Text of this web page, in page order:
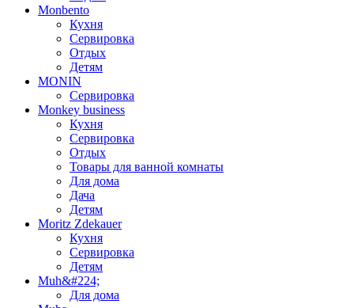
Monbento
Кухня
Сервировка
Отдых
Детям
MONIN
Сервировка
Monkey business
Кухня
Сервировка
Отдых
Товары для ванной комнаты
Для дома
Дача
Детям
Moritz Zdekauer
Кухня
Сервировка
Детям
Muh&#224;
Для дома